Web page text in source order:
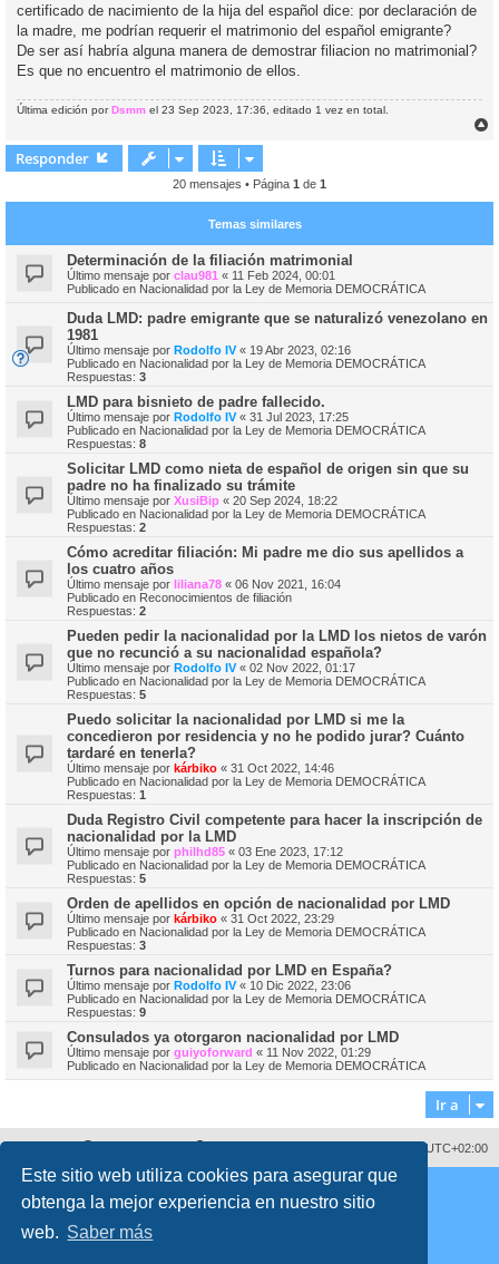
Este sitio web utiliza cookies para asegurar que
obtenga la mejor experiencia en nuestro sitio
web. Saber más
e
certificado de nacimiento de la hija del español dice: por declaración de
la madre, me podrían requerir el matrimonio del español emigrante?
De ser así habría alguna manera de demostrar filiacion no matrimonial?
Es que no encuentro el matrimonio de ellos.
Última edición porDsmm el 23 Sep 2023, 17:36, editado 1 vez en total.
a
Responder
20 mensajes • Página 1 de 1
Temas similares
Determinación de la filiación matrimonial
Último mensaje por clau981 « 11 Feb 2024, 00:01
Publicado en Nacionalidad por la Ley de Memoria DEMOCRÁTICA
Duda LMD: padre emigrante que se naturalizó venezolano en
1981
Último mensaje por Rodolfo IV« 19 Abr 2023, 02:16
Publicado en Nacionalidad por la Ley de Memoria DEMOCRÁTICA
Respuestas: 3
LMD para bisnieto de padre fallecido.
Último mensaje por Rodolfo IV« 31 Jul 2023, 17:25
Publicado en Nacionalidad por la Ley de Memoria DEMOCRÁTICA
Respuestas: 8
Solicitar LMD como nieta de español de origen sin que su
padre no ha finalizado su trámite
Último mensaje por XusiBip « 20 Sep 2024, 18:22
Publicado en Nacionalidad por la Ley de Memoria DEMOCRÁTICA
Respuestas: 2
Cómo acreditar filiación: Mi padre me dio sus apellidos a
los cuatro años
Último mensaje por liliana78 « 06 Nov 2021, 16:04
Publicado en Reconocimientos de filiación
Respuestas: 2
Pueden pedir la nacionalidad por la LMD los nietos de varón
que no recunció a su nacionalidad española?
Último mensaje por Rodolfo IV« 02 Nov 2022, 01:17
Publicado en Nacionalidad por la Ley de Memoria DEMOCRÁTICA
Respuestas: 5
Puedo solicitar la nacionalidad por LMD si me la
concedieron por residencia y no he podido jurar? Cuánto
tardaré en tenerla?
Último mensaje por kárbiko « 31 Oct 2022, 14:46
Publicado en Nacionalidad por la Ley de Memoria DEMOCRÁTICA
Respuestas: 1
Duda Registro Civil competente para hacer la inscripción de
nacionalidad por la LMD
Último mensaje por philhd85 « 03 Ene 2023, 17:12
Publicado en Nacionalidad por la Ley de Memoria DEMOCRÁTICA
Respuestas: 5
Orden de apellidos en opción de nacionalidad por LMD
Último mensaje por kárbiko « 31 Oct 2022, 23:29
Publicado en Nacionalidad por la Ley de Memoria DEMOCRÁTICA
Respuestas: 3
Turnos para nacionalidad por LMD en España?
Último mensaje por Rodolfo IV« 10 Dic 2022, 23:06
Publicado en Nacionalidad por la Ley de Memoria DEMOCRÁTICA
Respuestas: 9
Consulados ya otorgaron nacionalidad por LMD
Último mensaje por guiyoforward « 11 Nov 2022, 01:29
Publicado en Nacionalidad por la Ley de Memoria DEMOCRÁTICA
Ir a
UTC+02:00
Copyright © 2008 - 2026 www.fororegistrocivil.es Todos los derechos reservados.
Desarrollado porphpBB® Forum Software © phpBB Limited
Traducción al español por
Styleproflatpor ©Mazeltof2017